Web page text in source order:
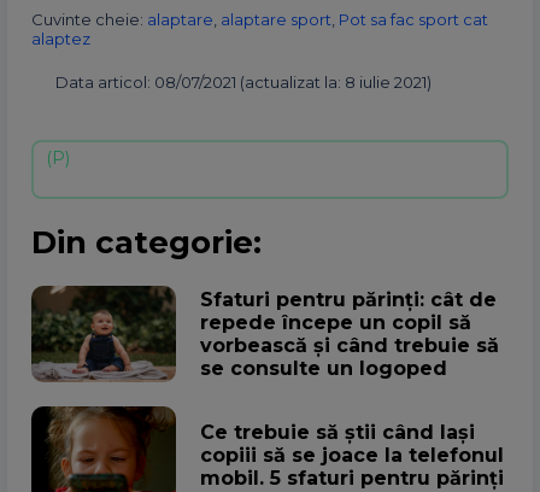
Cuvinte cheie: alaptare alaptare sport Pot sa fac sport cat
alaptez
Data articol: 08/07/2021 (actualizat la: 8 iulie 2021)
Din categorie:
Sfaturi pentru părinți: cât de
repede începe un copil să
vorbească și când trebuie să
se consulte un logoped
Ce trebuie să știi când lași
copiii să se joace la telefonul
mobil. 5 sfaturi pentru părinți